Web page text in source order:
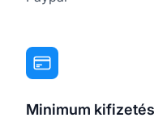
Minimum kifizetés